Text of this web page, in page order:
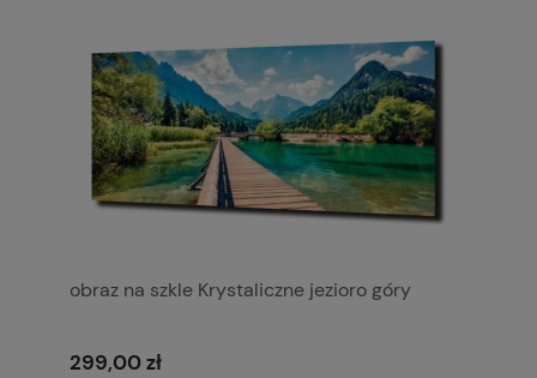
obraz na szkle Krystaliczne jezioro góry
299,00 zł